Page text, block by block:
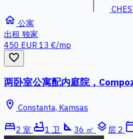
home 公寓
出租 独家
450 EUR 13 €/mp
favorite_border
两卧室公寓配内庭院，
location_on Constanta, Kamsas
bed2 室 bathtub1 卫 square_foot 36 ㎡ layers 层 2